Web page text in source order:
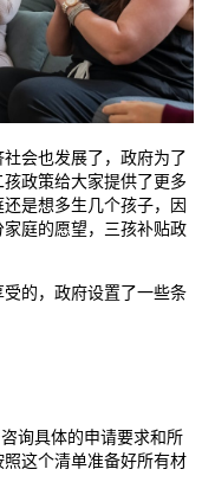
会也发展了，政府为了
政策给大家提供了更多
是想多生几个孩子，因
庭的愿望，三孩补贴政
的，政府设置了一些条
询具体的申请要求和所
这个清单准备好所有材